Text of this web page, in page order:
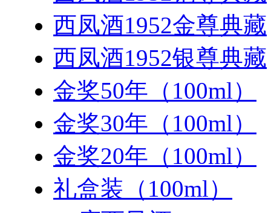
西凤酒1952金尊典藏
西凤酒1952银尊典藏
金奖50年（100ml）
金奖30年（100ml）
金奖20年（100ml）
礼盒装（100ml）